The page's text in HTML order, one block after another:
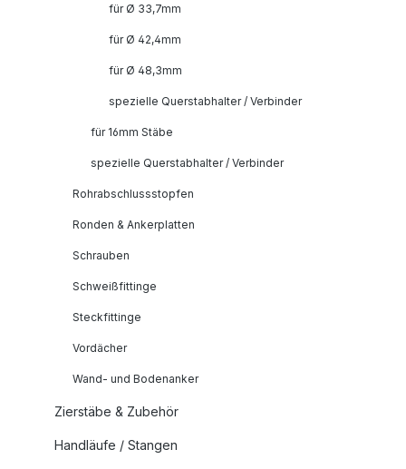
für Ø 33,7mm
für Ø 42,4mm
für Ø 48,3mm
spezielle Querstabhalter / Verbinder
für 16mm Stäbe
spezielle Querstabhalter / Verbinder
Rohrabschlussstopfen
Ronden & Ankerplatten
Schrauben
Schweißfittinge
Steckfittinge
Vordächer
Wand- und Bodenanker
Zierstäbe & Zubehör
Handläufe / Stangen